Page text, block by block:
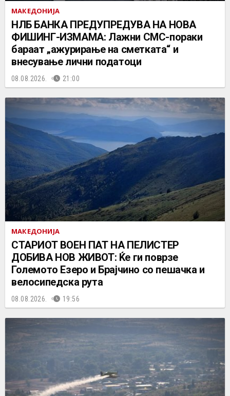
МАКЕДОНИЈА
НЛБ БАНКА ПРЕДУПРЕДУВА НА НОВА
ФИШИНГ-ИЗМАМА: Лажни СМС-пораки
бараат „ажурирање на сметката“ и
внесување лични податоци
08.08.2026. 21:00
МАКЕДОНИЈА
СТАРИОТ ВОЕН ПАТ НА ПЕЛИСТЕР
ДОБИВА НОВ ЖИВОТ: Ќе ги поврзе
Големото Езеро и Брајчино со пешачка и
велосипедска рута
08.08.2026. 19:56